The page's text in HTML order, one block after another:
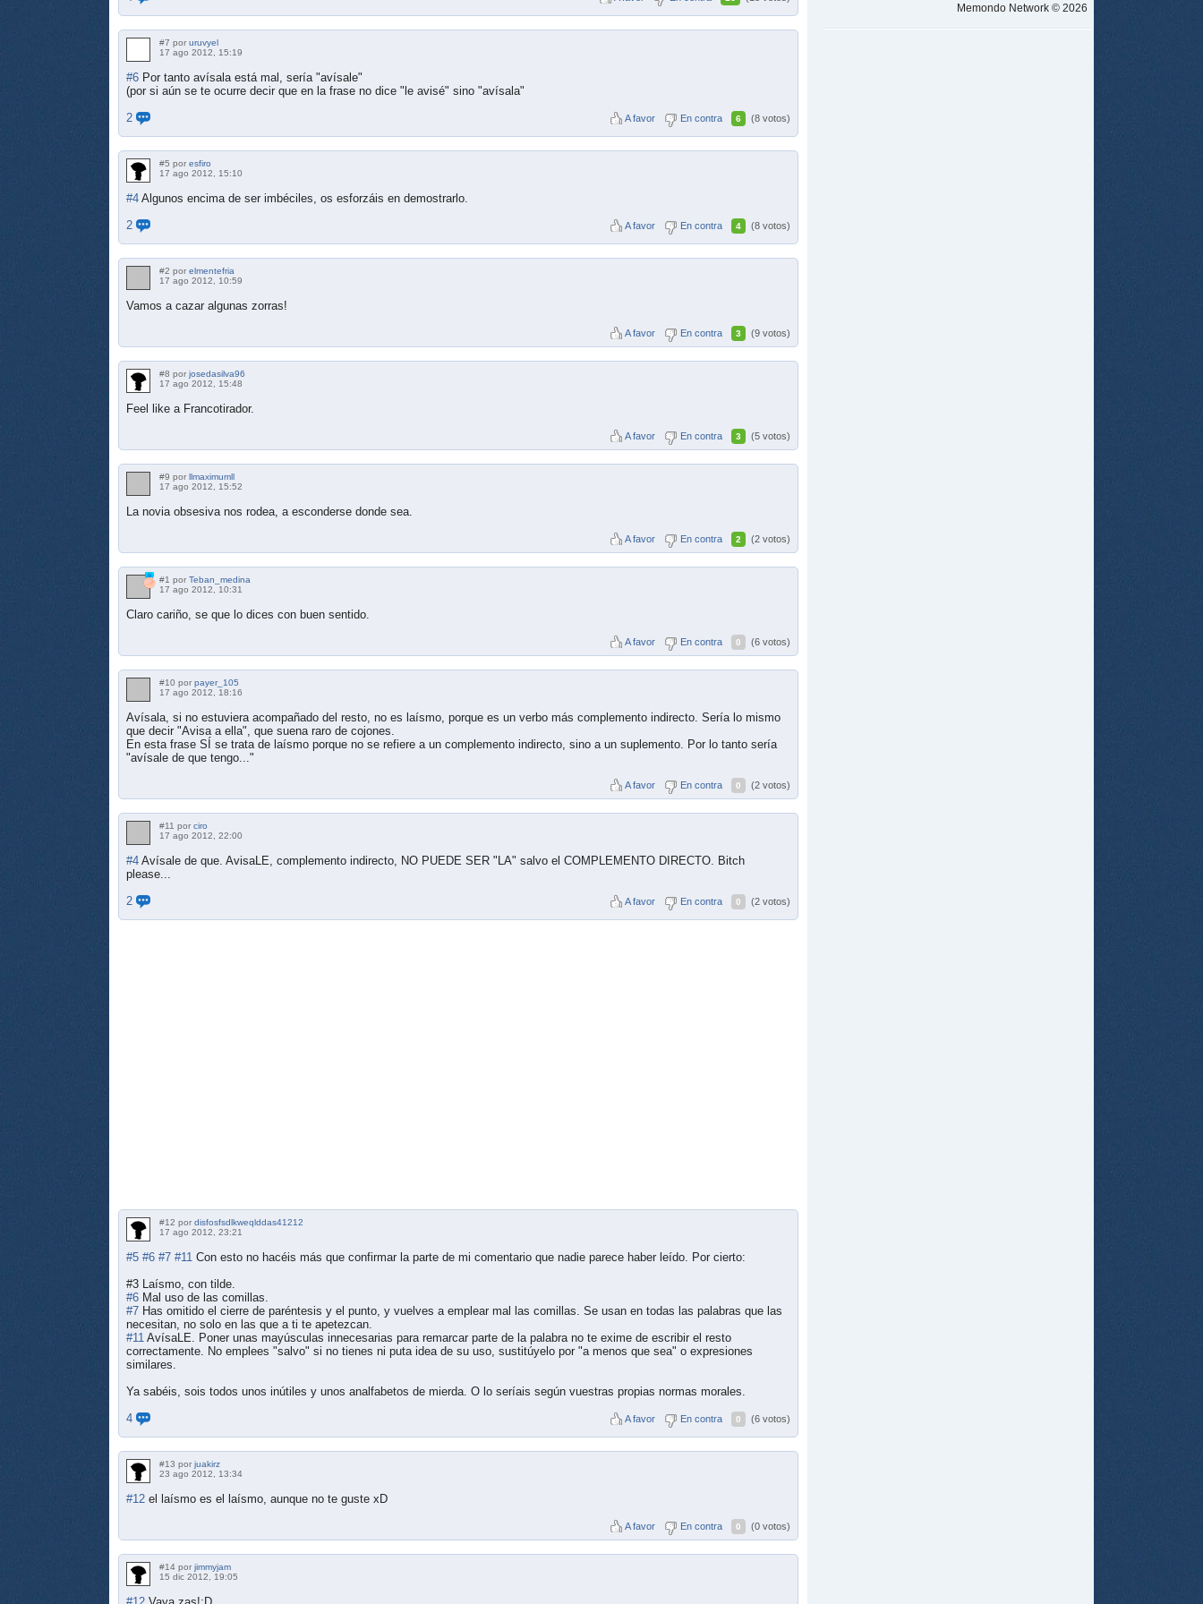
#7 por uruvyel
17 ago 2012, 15:19
#6 Por tanto avísala está mal, sería "avísale"
(por si aún se te ocurre decir que en la frase no dice "le avisé" sino "avísala"
2
A favor En contra 6 (8 votos)
#5 por esfiro
17 ago 2012, 15:10
#4 Algunos encima de ser imbéciles, os esforzáis en demostrarlo.
2
A favor En contra 4 (8 votos)
#2 por elmentefria
17 ago 2012, 10:59
Vamos a cazar algunas zorras!
A favor En contra 3 (9 votos)
#8 por josedasilva96
17 ago 2012, 15:48
Feel like a Francotirador.
A favor En contra 3 (5 votos)
#9 por llmaximumll
17 ago 2012, 15:52
La novia obsesiva nos rodea, a esconderse donde sea.
A favor En contra 2 (2 votos)
#1 por Teban_medina
17 ago 2012, 10:31
Claro cariño, se que lo dices con buen sentido.
A favor En contra 0 (6 votos)
#10 por payer_105
17 ago 2012, 18:16
Avísala, si no estuviera acompañado del resto, no es laísmo, porque es un verbo más complemento indirecto. Sería lo mismo
que decir "Avisa a ella", que suena raro de cojones.
En esta frase SÍ se trata de laísmo porque no se refiere a un complemento indirecto, sino a un suplemento. Por lo tanto sería
"avísale de que tengo..."
A favor En contra 0 (2 votos)
#11 por ciro
17 ago 2012, 22:00
#4 Avísale de que. AvisaLE, complemento indirecto, NO PUEDE SER "LA" salvo el COMPLEMENTO DIRECTO. Bitch
please...
2
A favor En contra 0 (2 votos)
#12 por disfosfsdlkweqlddas41212
17 ago 2012, 23:21
#5 #6 #7 #11 Con esto no hacéis más que confirmar la parte de mi comentario que nadie parece haber leído. Por cierto:
#3 Laísmo, con tilde.
#6 Mal uso de las comillas.
#7 Has omitido el cierre de paréntesis y el punto, y vuelves a emplear mal las comillas. Se usan en todas las palabras que las
necesitan, no solo en las que a ti te apetezcan.
#11 AvísaLE. Poner unas mayúsculas innecesarias para remarcar parte de la palabra no te exime de escribir el resto
correctamente. No emplees "salvo" si no tienes ni puta idea de su uso, sustitúyelo por "a menos que sea" o expresiones
similares.
Ya sabéis, sois todos unos inútiles y unos analfabetos de mierda. O lo seríais según vuestras propias normas morales.
4
A favor En contra 0 (6 votos)
#13 por juakirz
23 ago 2012, 13:34
#12 el laísmo es el laísmo, aunque no te guste xD
A favor En contra 0 (0 votos)
#14 por jimmyjam
15 dic 2012, 19:05
Memondo Network © 2026